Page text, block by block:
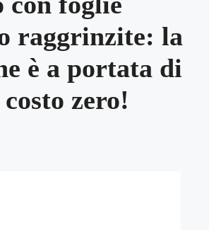
raggrinzite: la
è a portata di
zero!